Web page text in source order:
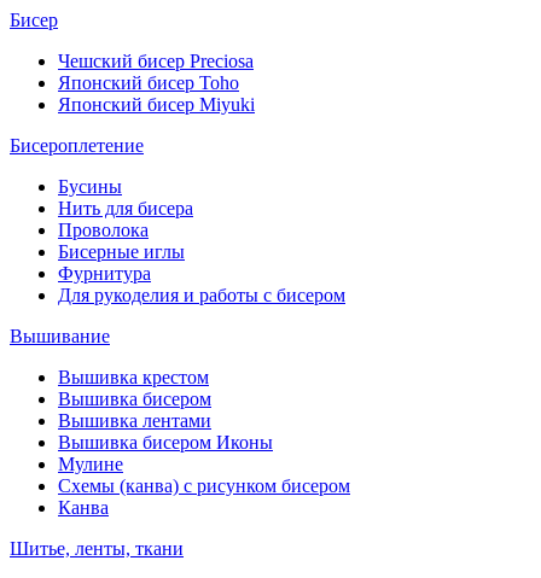
Бисер
Чешский бисер Preciosa
Японский бисер Toho
Японский бисер Miyuki
Бисероплетение
Бусины
Нить для бисера
Проволока
Бисерные иглы
Фурнитура
Для рукоделия и работы с бисером
Вышивание
Вышивка крестом
Вышивка бисером
Вышивка лентами
Вышивка бисером Иконы
Мулине
Схемы (канва) с рисунком бисером
Канва
Шитье, ленты, ткани